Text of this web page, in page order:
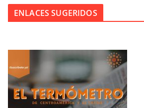
ENLACES SUGERIDOS